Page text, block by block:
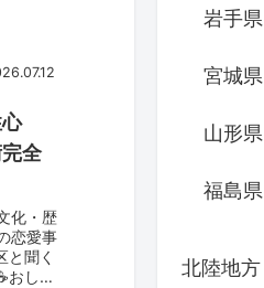
全
化・歴
恋愛事
と聞く
おしゃ
岩手県
宮城県
山形県
福島県
北陸地方